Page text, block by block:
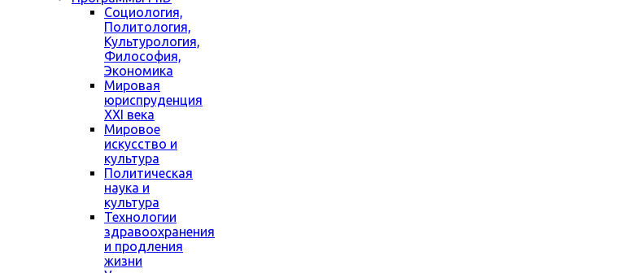
Социология,
Политология,
Культурология,
Философия,
Экономика
Мировая
юриспруденция
XXI века
Мировое
искусство и
культура
Политическая
наука и
культура
Технологии
здравоохранения
и продления
жизни